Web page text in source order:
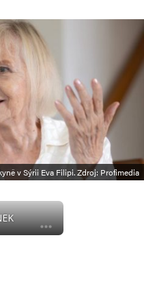
v Sýrii Eva Filipi. Zdroj: Profimedia